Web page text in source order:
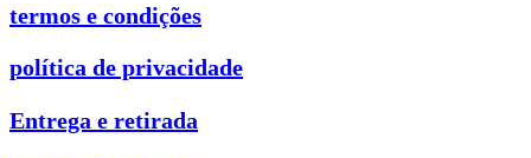
termos e condições
política de privacidade
Entrega e retirada